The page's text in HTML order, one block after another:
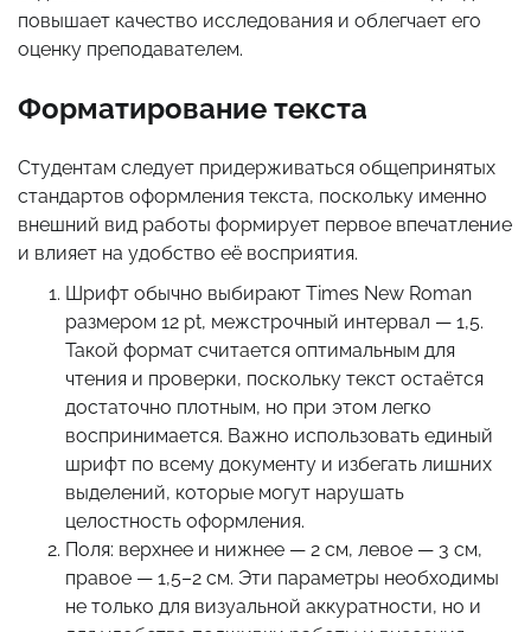
повышает качество исследования и облегчает его
оценку преподавателем.
Форматирование текста
Студентам следует придерживаться общепринятых
стандартов оформления текста, поскольку именно
внешний вид работы формирует первое впечатление
и влияет на удобство её восприятия.
Шрифт обычно выбирают Times New Roman
размером 12 pt, межстрочный интервал — 1,5.
Такой формат считается оптимальным для
чтения и проверки, поскольку текст остаётся
достаточно плотным, но при этом легко
воспринимается. Важно использовать единый
шрифт по всему документу и избегать лишних
выделений, которые могут нарушать
целостность оформления.
Поля: верхнее и нижнее — 2 см, левое — 3 см,
правое — 1,5–2 см. Эти параметры необходимы
не только для визуальной аккуратности, но и